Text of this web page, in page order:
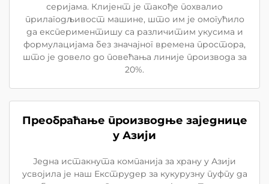
серијама. Клијент је такође похвалио
прилагодљивост машине, што им је омогућило
да експериментишу са различитим укусима и
формулацијама без значајног времена простора,
што је довело до повећања линије производа за
20%.
Преобраћање производње заједнице
у Азији
Једна истакнута компанија за храну у Азији
усвојила је наш Екструдер за кукурузну пуфпу да